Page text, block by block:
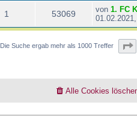
1 53069 von 1. FC
Die Suche ergab mehr als 1000 Treffer
Alle Cookies